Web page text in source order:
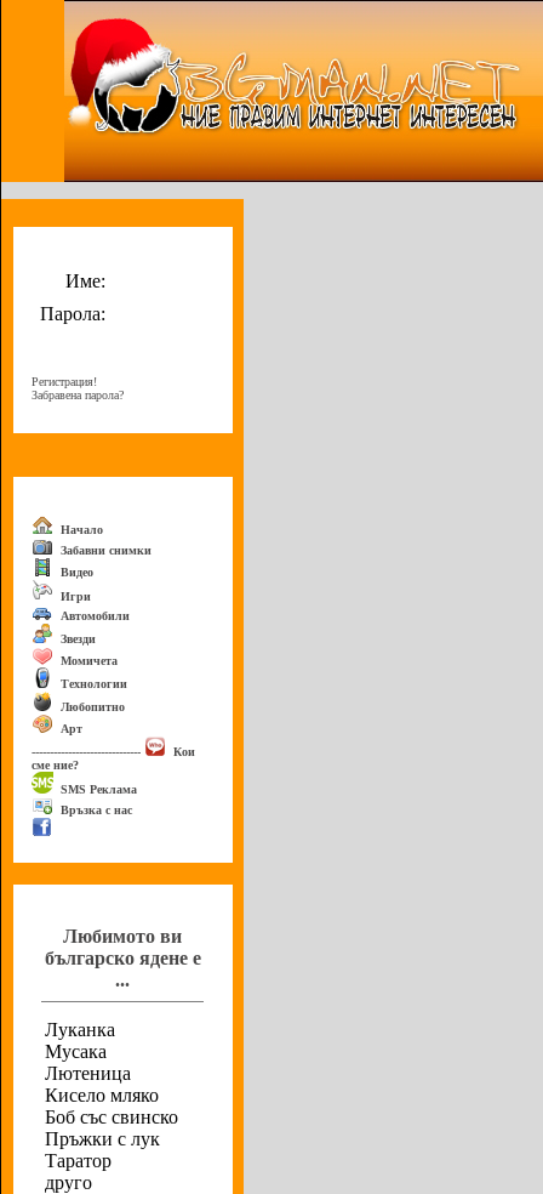
Име:
Парола:
Регистрация!
Забравена парола?
Начало
Забавни снимки
Видео
Игри
Автомобили
Звезди
Момичета
Технологии
Любопитно
Арт
------------------------------
Кои
сме ние?
SMS Реклама
Връзка с нас
Любимото ви
българско ядене е
...
Луканка
Мусака
Лютеница
Кисело мляко
Боб със свинско
Пръжки с лук
Таратор
друго